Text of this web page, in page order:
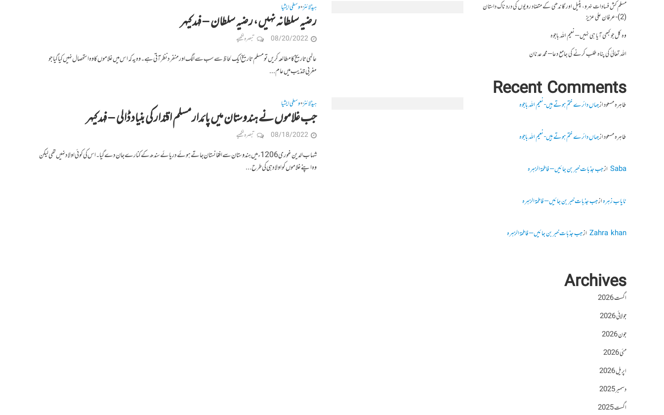
ہیڈلائنز•وسطی ایشیا
رضیہ سلطانہ نہیں، رضیہ سلطان – فہد کیہر
08/20/2022 تبصرہ لکھیے
عالمی تاریخ کا مطالعہ کریں تو مسلم تاریخ ایک لحاظ سے سب سے الگ اور منفرد نظر آتی ہے۔ وہ یہ کہ اس میں غلاموں کا وہ استحصال نہیں کیا گیا جو
مغربی تہذیب میں عام...
ہیڈلائنز•وسطی ایشیا
جب غلاموں نے ہندوستان میں پائدار مسلم اقتدار کی بنیاد ڈالی – فہد کیہر
08/18/2022 تبصرہ لکھیے
شہاب الدین غوری 1206ء میں ہندوستان سے افغانستان جاتے ہوئے دریائے سندھ کے کنارے جان دے گیا۔ اس کی کوئی اولاد نہیں تھی لیکن
وہ اپنے غلاموں کو اولاد ہی کی طرح...
مسلم کش فسادات نہرو، پٹیل اور گاندھی کے متضاد رویوں کی درد ناک داستان
(2)- عرفان علی عزیز
وہ کل جو کبھی آیا ہی نہیں – نعیم اللہ باجوہ
اللہ تعالیٰ کی پناہ طلب کرنے کی جامع دعا – محمد عدنان
Recent Comments
طاہرہ مسعودازجہاں دائرے ختم ہوتے ہیں- نعیم اللہ باجوہ
طاہرہ مسعودازجہاں دائرے ختم ہوتے ہیں- نعیم اللہ باجوہ
Sabaازجب جذبات خبر بن جائیں – فاطمۃالزہرہ
نایاب زہرہازجب جذبات خبر بن جائیں – فاطمۃالزہرہ
Zahra khanازجب جذبات خبر بن جائیں – فاطمۃالزہرہ
Archives
اگست 2026
جولائی 2026
جون 2026
مئی 2026
اپریل 2026
دسمبر 2025
اگست 2025